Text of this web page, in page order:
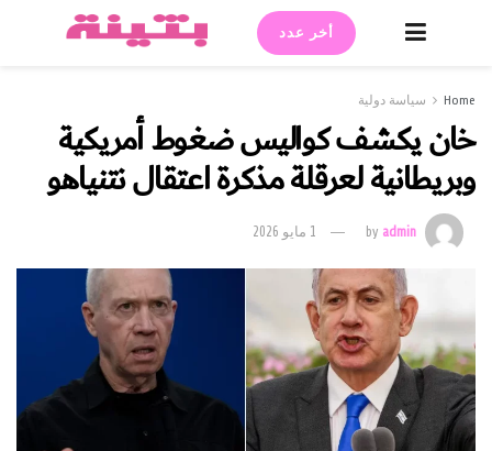
أخر عدد
Home سياسة دولية
خان يكشف كواليس ضغوط أمريكية
وبريطانية لعرقلة مذكرة اعتقال نتنياهو
byadmin 1 مايو 2026